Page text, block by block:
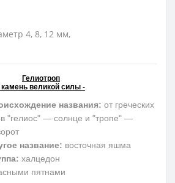
4, 8, 12 мм,
Гелиотроп
камень великой силы -
названия: от греческих
"гелиос" — солнце и "тропе" —
название: восточная яшма
халцедон
пятнами